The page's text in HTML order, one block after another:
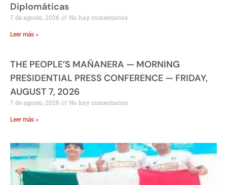
Diplomáticas
7 de agosto, 2026 No hay comentarios
Leer más »
THE PEOPLE’S MAÑANERA — MORNING
PRESIDENTIAL PRESS CONFERENCE — FRIDAY,
AUGUST 7, 2026
7 de agosto, 2026 No hay comentarios
Leer más »